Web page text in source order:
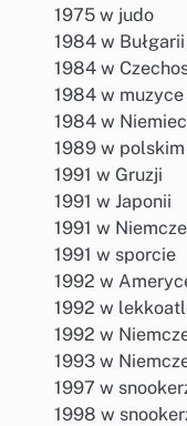
1975 w judo
1984 w Bułgarii
1984 w
1984 w muzyce
1984 w
1989 w
1991 w Gruzji
1991 w Japonii
1991 w
1991 w sporcie
1992 w
1992 w
1992 w
1993 w
1997 w
1998 w